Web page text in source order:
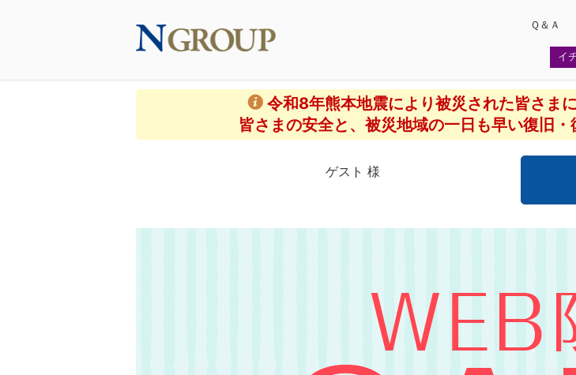
Ｑ＆Ａ
イ
令和8年熊本地震により被災された皆さま
皆さまの安全と、被災地域の一日も早い復旧・
ゲスト 様